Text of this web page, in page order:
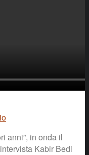
anni”, in onda il
Kabir Bedi